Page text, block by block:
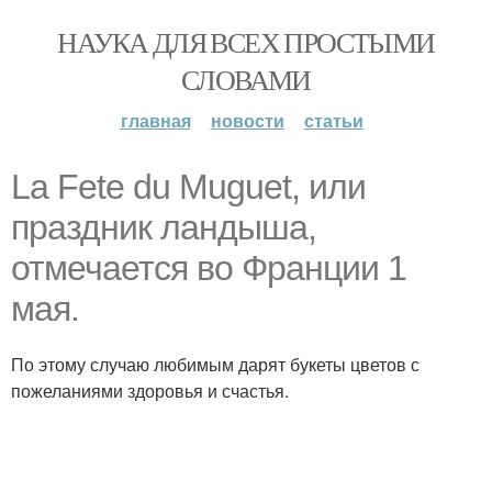
НАУКА ДЛЯ ВСЕХ ПРОСТЫМИ
СЛОВАМИ
главная новости статьи
La Fete du Muguet, или
праздник ландыша,
отмечается во Франции 1
мая.
По этому случаю любимым дарят букеты цветов с
пожеланиями здоровья и счастья.